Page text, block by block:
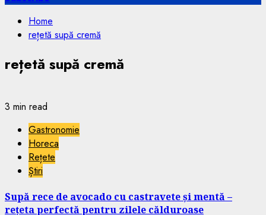
Home
rețetă supă cremă
rețetă supă cremă
3 min read
Gastronomie
Horeca
Rețete
Știri
Supă rece de avocado cu castravete și mentă –
rețeta perfectă pentru zilele călduroase